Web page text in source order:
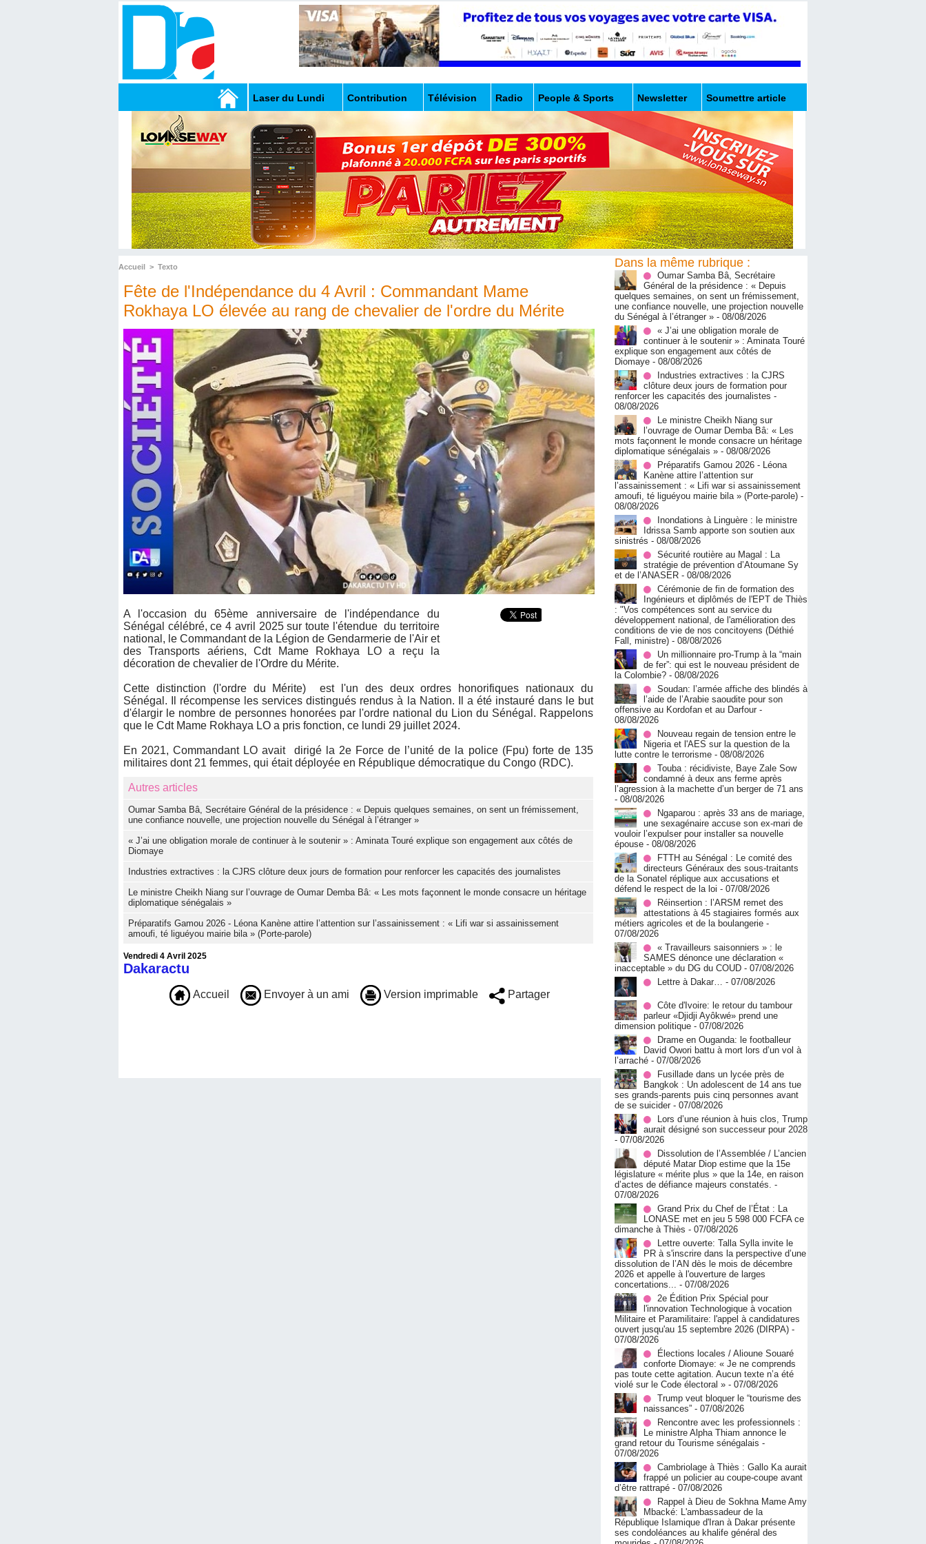
Laser du Lundi Contribution Télévision Radio People & Sports Newsletter Soumettre article
Accueil > Texto
Fête de l'Indépendance du 4 Avril : Commandant Mame
Rokhaya LO élevée au rang de chevalier de l'ordre du Mérite
A l'occasion du 65ème anniversaire de l'indépendance du
Sénégal célébré, ce 4 avril 2025 sur toute l'étendue du territoire
national, le Commandant de la Légion de Gendarmerie de l'Air et
des Transports aériens, Cdt Mame Rokhaya LO a reçu la
décoration de chevalier de l'Ordre du Mérite.
Cette distinction (l'ordre du Mérite) est l'un des deux ordres honorifiques nationaux du
Sénégal. Il récompense les services distingués rendus à la Nation. Il a été instauré dans le but
d'élargir le nombre de personnes honorées par l'ordre national du Lion du Sénégal. Rappelons
que le Cdt Mame Rokhaya LO a pris fonction, ce lundi 29 juillet 2024.
En 2021, Commandant LO avait dirigé la 2e Force de l’unité de la police (Fpu) forte de 135
militaires dont 21 femmes, qui était déployée en République démocratique du Congo (RDC).
Autres articles
Oumar Samba Bâ, Secrétaire Général de la présidence : « Depuis quelques semaines, on sent un frémissement,
une confiance nouvelle, une projection nouvelle du Sénégal à l’étranger »
« J’ai une obligation morale de continuer à le soutenir » : Aminata Touré explique son engagement aux côtés de
Diomaye
Industries extractives : la CJRS clôture deux jours de formation pour renforcer les capacités des journalistes
Le ministre Cheikh Niang sur l’ouvrage de Oumar Demba Bâ: « Les mots façonnent le monde consacre un héritage
diplomatique sénégalais »
Préparatifs Gamou 2026 - Léona Kanène attire l’attention sur l’assainissement : « Lifi war si assainissement
amoufi, té liguéyou mairie bila » (Porte-parole)
Vendredi 4 Avril 2025
Dakaractu
Accueil Envoyer à un ami Version imprimable Partager
Dans la même rubrique :
Oumar Samba Bâ, Secrétaire
Général de la présidence : « Depuis
quelques semaines, on sent un frémissement,
une confiance nouvelle, une projection nouvelle
du Sénégal à l’étranger » - 08/08/2026
« J’ai une obligation morale de
continuer à le soutenir » : Aminata Touré
explique son engagement aux côtés de
Diomaye - 08/08/2026
Industries extractives : la CJRS
clôture deux jours de formation pour
renforcer les capacités des journalistes -
08/08/2026
Le ministre Cheikh Niang sur
l’ouvrage de Oumar Demba Bâ: « Les
mots façonnent le monde consacre un héritage
diplomatique sénégalais » - 08/08/2026
Préparatifs Gamou 2026 - Léona
Kanène attire l’attention sur
l’assainissement : « Lifi war si assainissement
amoufi, té liguéyou mairie bila » (Porte-parole) -
08/08/2026
Inondations à Linguère : le ministre
Idrissa Samb apporte son soutien aux
sinistrés - 08/08/2026
Sécurité routière au Magal : La
stratégie de prévention d’Atoumane Sy
et de l’ANASER - 08/08/2026
Cérémonie de fin de formation des
Ingénieurs et diplômés de l'EPT de Thiès
: "Vos compétences sont au service du
développement national, de l'amélioration des
conditions de vie de nos concitoyens (Déthié
Fall, ministre) - 08/08/2026
Un millionnaire pro-Trump à la “main
de fer”: qui est le nouveau président de
la Colombie? - 08/08/2026
Soudan: l’armée affiche des blindés à
l’aide de l’Arabie saoudite pour son
offensive au Kordofan et au Darfour -
08/08/2026
Nouveau regain de tension entre le
Nigeria et l'AES sur la question de la
lutte contre le terrorisme - 08/08/2026
Touba : récidiviste, Baye Zale Sow
condamné à deux ans ferme après
l’agression à la machette d’un berger de 71 ans
- 08/08/2026
Ngaparou : après 33 ans de mariage,
une sexagénaire accuse son ex-mari de
vouloir l’expulser pour installer sa nouvelle
épouse - 08/08/2026
FTTH au Sénégal : Le comité des
directeurs Généraux des sous-traitants
de la Sonatel réplique aux accusations et
défend le respect de la loi - 07/08/2026
Réinsertion : l’ARSM remet des
attestations à 45 stagiaires formés aux
métiers agricoles et de la boulangerie -
07/08/2026
« Travailleurs saisonniers » : le
SAMES dénonce une déclaration «
inacceptable » du DG du COUD - 07/08/2026
Lettre à Dakar… - 07/08/2026
Côte d'Ivoire: le retour du tambour
parleur «Djidji Ayôkwé» prend une
dimension politique - 07/08/2026
Drame en Ouganda: le footballeur
David Owori battu à mort lors d’un vol à
l’arraché - 07/08/2026
Fusillade dans un lycée près de
Bangkok : Un adolescent de 14 ans tue
ses grands-parents puis cinq personnes avant
de se suicider - 07/08/2026
Lors d’une réunion à huis clos, Trump
aurait désigné son successeur pour 2028
- 07/08/2026
Dissolution de l’Assemblée / L’ancien
député Matar Diop estime que la 15e
législature « mérite plus » que la 14e, en raison
d’actes de défiance majeurs constatés. -
07/08/2026
Grand Prix du Chef de l’État : La
LONASE met en jeu 5 598 000 FCFA ce
dimanche à Thiès - 07/08/2026
Lettre ouverte: Talla Sylla invite le
PR à s'inscrire dans la perspective d’une
dissolution de l’AN dès le mois de décembre
2026 et appelle à l'ouverture de larges
concertations... - 07/08/2026
2e Édition Prix Spécial pour
l'innovation Technologique à vocation
Militaire et Paramilitaire: l'appel à candidatures
ouvert jusqu'au 15 septembre 2026 (DIRPA) -
07/08/2026
Élections locales / Alioune Souaré
conforte Diomaye: « Je ne comprends
pas toute cette agitation. Aucun texte n’a été
violé sur le Code électoral » - 07/08/2026
Trump veut bloquer le “tourisme des
naissances” - 07/08/2026
Rencontre avec les professionnels :
Le ministre Alpha Thiam annonce le
grand retour du Tourisme sénégalais -
07/08/2026
Cambriolage à Thiès : Gallo Ka aurait
frappé un policier au coupe-coupe avant
d’être rattrapé - 07/08/2026
Rappel à Dieu de Sokhna Mame Amy
Mbacké: L'ambassadeur de la
République Islamique d'Iran à Dakar présente
ses condoléances au khalife général des